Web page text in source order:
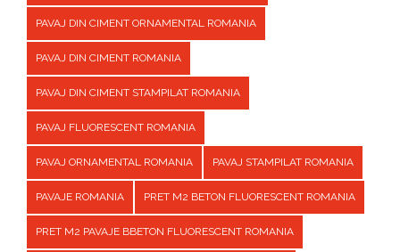
PAVAJ DIN CIMENT ORNAMENTAL ROMANIA
PAVAJ DIN CIMENT ROMANIA
PAVAJ DIN CIMENT STAMPILAT ROMANIA
PAVAJ FLUORESCENT ROMANIA
PAVAJ ORNAMENTAL ROMANIA PAVAJ STAMPILAT ROMANIA
PAVAJE ROMANIA PRET M2 BETON FLUORESCENT ROMANIA
PRET M2 PAVAJE BBETON FLUORESCENT ROMANIA